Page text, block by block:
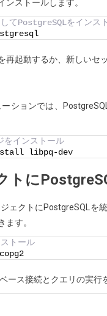
ンストールします。
てPostgreSQLをインス
再起動するか、新しいセ
ーションでは、
をインストール
libpq-dev
トに
ェクトにPostgreSQLを
ます。
トール
ース接続とクエリの実行